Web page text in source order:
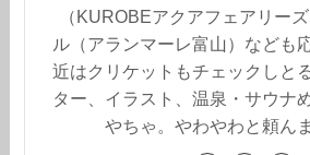
（KUROBEアクアフェアリー
ル（アランマーレ富山）なども
近はクリケットもチェックしと
ター、イラスト、温泉・サウナ
やちゃ。やわやわと頼ん